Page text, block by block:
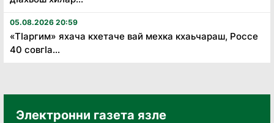
05.08.2026 20:59
«Тӏаргим» яхача кхетаче вай мехка кхаьчараш, Россе
40 совгӏа...
Электронни газета язле